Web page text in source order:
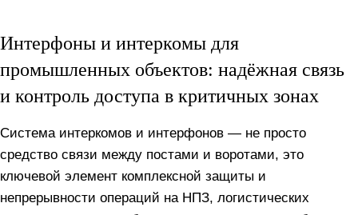
Интерфоны и интеркомы для
промышленных объектов: надёжная связь
и контроль доступа в критичных зонах
Система интеркомов и интерфонов — не просто
средство связи между постами и воротами, это
ключевой элемент комплексной защиты и
непрерывности операций на НПЗ, логистических